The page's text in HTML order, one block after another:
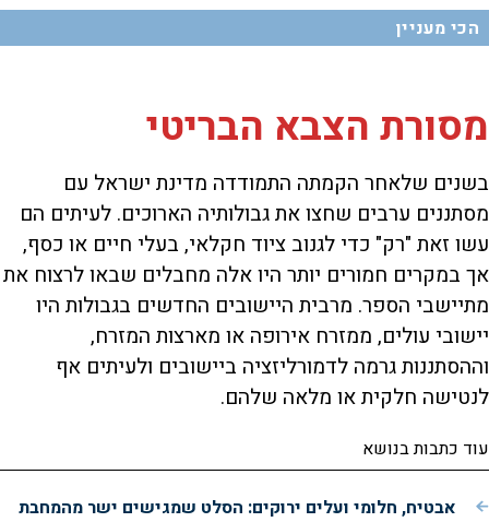
הכי מעניין
מסורת הצבא הבריטי
בשנים שלאחר הקמתה התמודדה מדינת ישראל עם
מסתננים ערבים שחצו את גבולותיה הארוכים. לעיתים הם
עשו זאת "רק" כדי לגנוב ציוד חקלאי, בעלי חיים או כסף,
אך במקרים חמורים יותר היו אלה מחבלים שבאו לרצוח את
מתיישבי הספר. מרבית היישובים החדשים בגבולות היו
יישובי עולים, ממזרח אירופה או מארצות המזרח,
וההסתננות גרמה לדמורליזציה ביישובים ולעיתים אף
לנטישה חלקית או מלאה שלהם.
עוד כתבות בנושא
אבטיח, חלומי ועלים ירוקים: הסלט שמגישים ישר מהמחבת